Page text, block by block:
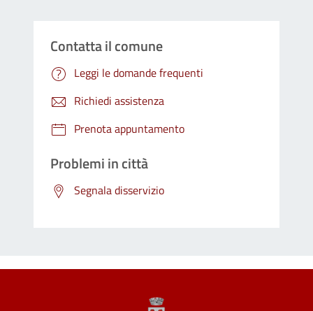
Contatta il comune
Leggi le domande frequenti
Richiedi assistenza
Prenota appuntamento
Problemi in città
Segnala disservizio